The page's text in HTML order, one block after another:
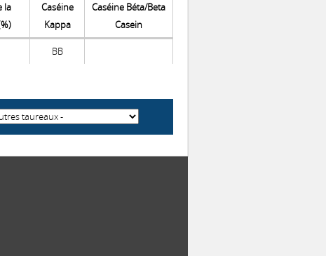
la
Caséine
Kappa
Caséine Béta/Beta
Casein
BB